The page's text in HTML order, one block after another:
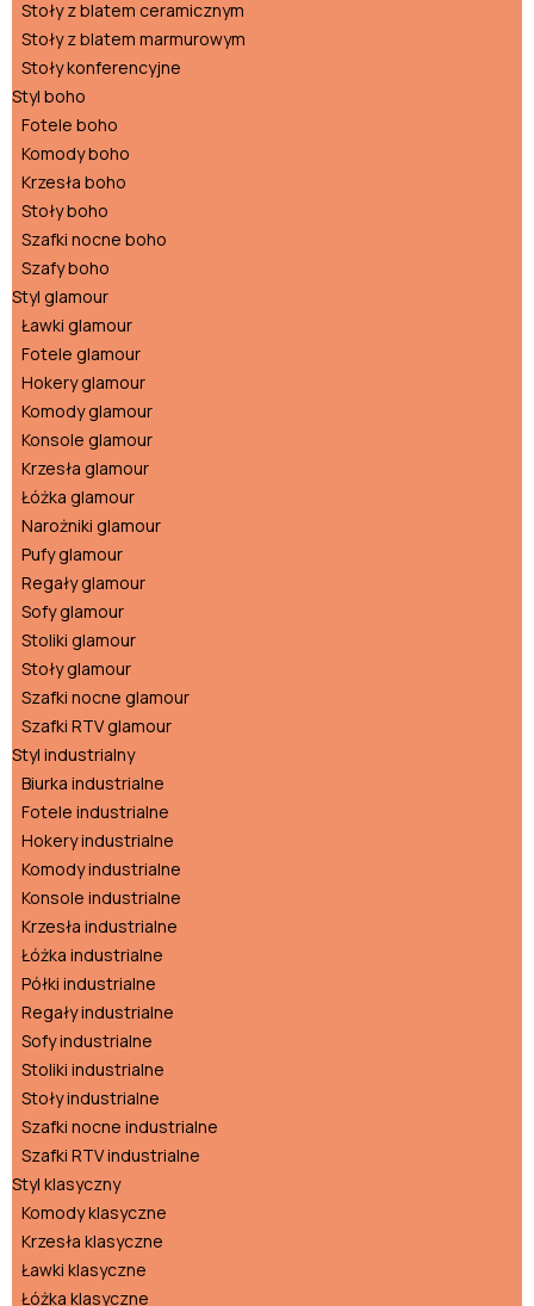
Stoły z blatem ceramicznym
Stoły z blatem marmurowym
Stoły konferencyjne
Styl boho
Fotele boho
Komody boho
Krzesła boho
Stoły boho
Szafki nocne boho
Szafy boho
Styl glamour
Ławki glamour
Fotele glamour
Hokery glamour
Komody glamour
Konsole glamour
Krzesła glamour
Łóżka glamour
Narożniki glamour
Pufy glamour
Regały glamour
Sofy glamour
Stoliki glamour
Stoły glamour
Szafki nocne glamour
Szafki RTV glamour
Styl industrialny
Biurka industrialne
Fotele industrialne
Hokery industrialne
Komody industrialne
Konsole industrialne
Krzesła industrialne
Łóżka industrialne
Półki industrialne
Regały industrialne
Sofy industrialne
Stoliki industrialne
Stoły industrialne
Szafki nocne industrialne
Szafki RTV industrialne
Styl klasyczny
Komody klasyczne
Krzesła klasyczne
Ławki klasyczne
Łóżka klasyczne